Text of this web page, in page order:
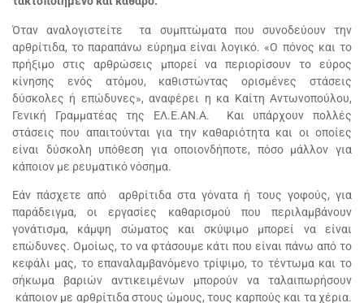
Όταν αναλογιστείτε τα συμπτώματα που συνοδεύουν την
αρθρίτιδα, το παραπάνω εύρημα είναι λογικό. «Ο πόνος και το
πρήξιμο στις αρθρώσεις μπορεί να περιορίσουν το εύρος
κίνησης ενός ατόμου, καθιστώντας ορισμένες στάσεις
δύσκολες ή επώδυνες», αναφέρει η κα Καίτη Αντωνοπούλου,
Γενική Γραμματέας της ΕΛ.Ε.ΑΝ.Α. Και υπάρχουν πολλές
στάσεις που απαιτούνται για την καθαριότητα και οι οποίες
είναι δύσκολη υπόθεση για οποιονδήποτε, πόσο μάλλον για
κάποιον με ρευματικό νόσημα.
Εάν πάσχετε από αρθρίτιδα στα γόνατα ή τους γοφούς, για
παράδειγμα, οι εργασίες καθαρισμού που περιλαμβάνουν
γονάτισμα, κάμψη σώματος και σκύψιμο μπορεί να είναι
επώδυνες. Ομοίως, το να φτάσουμε κάτι που είναι πάνω από το
κεφάλι μας, το επαναλαμβανόμενο τρίψιμο, το τέντωμα και το
σήκωμα βαριών αντικειμένων μπορούν να ταλαιπωρήσουν
κάποιον με αρθρίτιδα στους ώμους, τους καρπούς και τα χέρια.